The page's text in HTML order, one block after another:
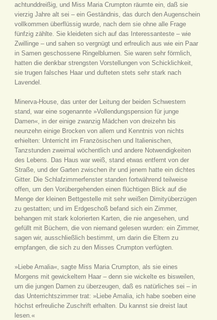
achtunddreißig, und Miss Maria Crumpton räumte ein, daß sie
vierzig Jahre alt sei – ein Geständnis, das durch den Augenschein
vollkommen überflüssig wurde, nach dem sie ohne alle Frage
fünfzig zählte. Sie kleideten sich auf das Interessanteste – wie
Zwillinge – und sahen so vergnügt und erfreulich aus wie ein Paar
in Samen geschossene Ringelblumen. Sie waren sehr förmlich,
hatten die denkbar strengsten Vorstellungen von Schicklichkeit,
sie trugen falsches Haar und dufteten stets sehr stark nach
Lavendel.
Minerva-House, das unter der Leitung der beiden Schwestern
stand, war eine sogenannte »Vollendungspension für junge
Damen«, in der einige zwanzig Mädchen von dreizehn bis
neunzehn einige Brocken von allem und Kenntnis von nichts
erhielten: Unterricht im Französischen und Italienischen,
Tanzstunden zweimal wöchentlich und andere Notwendigkeiten
des Lebens. Das Haus war weiß, stand etwas entfernt von der
Straße, und der Garten zwischen ihr und jenem hatte ein dichtes
Gitter. Die Schlafzimmerfenster standen fortwährend teilweise
offen, um den Vorübergehenden einen flüchtigen Blick auf die
Menge der kleinen Bettgestelle mit sehr weißen Dimityüberzügen
zu gestatten; und im Erdgeschoß befand sich ein Zimmer,
behangen mit stark kolorierten Karten, die nie angesehen, und
gefüllt mit Büchern, die von niemand gelesen wurden: ein Zimmer,
sagen wir, ausschließlich bestimmt, um darin die Eltern zu
empfangen, die sich zu den Misses Crumpton verfügten.
»Liebe Amalia«, sagte Miss Maria Crumpton, als sie eines
Morgens mit gewickeltem Haar – denn sie wickelte es bisweilen,
um die jungen Damen zu überzeugen, daß es natürliches sei – in
das Unterrichtszimmer trat: »Liebe Amalia, ich habe soeben eine
höchst erfreuliche Zuschrift erhalten. Du kannst sie dreist laut
lesen.«